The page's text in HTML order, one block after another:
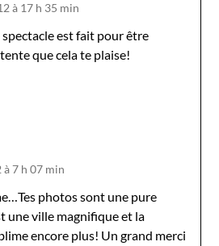
à 17 h 35 min
est fait pour être
que cela te plaise!
à 7 h 07 min
photos sont une pure
une ville magnifique et la
encore plus! Un grand merci